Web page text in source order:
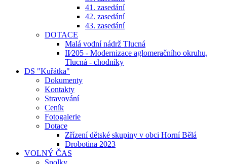
41. zasedání
42. zasedání
43. zasedání
DOTACE
Malá vodní nádrž Tlucná
II⁄205 - Modernizace aglomeračního okruhu,
Tlucná - chodníky
DS "Kuřátka"
Dokumenty
Kontakty
Stravování
Ceník
Fotogalerie
Dotace
Zřízení dětské skupiny v obci Horní Bělá
Drobotina 2023
VOLNÝ ČAS
Spolky